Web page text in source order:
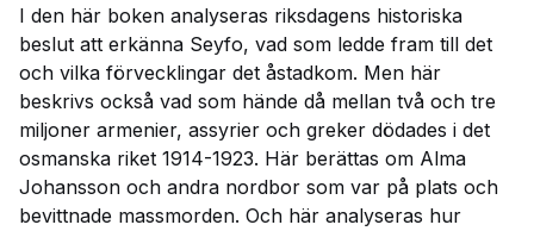
I den här boken analyseras riksdagens historiska
beslut att erkänna Seyfo, vad som ledde fram till det
och vilka förvecklingar det åstadkom. Men här
beskrivs också vad som hände då mellan två och tre
miljoner armenier, assyrier och greker dödades i det
osmanska riket 1914-1923. Här berättas om Alma
Johansson och andra nordbor som var på plats och
bevittnade massmorden. Och här analyseras hur